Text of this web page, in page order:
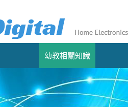
幼教相關知識